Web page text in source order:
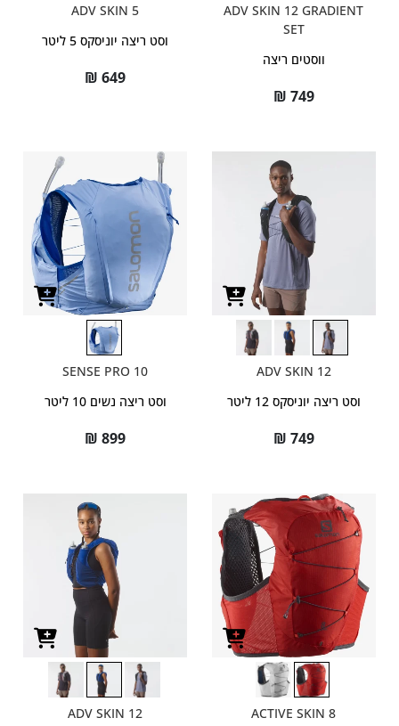
ADV SKIN 12 GRADIENT
SET
ווסטים ריצה
₪ 749
ADV SKIN 5
וסט ריצה יוניסקס 5 ליטר
₪ 649
ADV SKIN 12
וסט ריצה יוניסקס 12 ליטר
₪ 749
SENSE PRO 10
וסט ריצה נשים 10 ליטר
₪ 899
ACTIVE SKIN 8
ADV SKIN 12